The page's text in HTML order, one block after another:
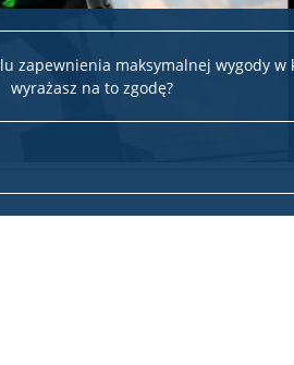
zapewnienia maksymalnej wygody w
wyrażasz na to zgodę?